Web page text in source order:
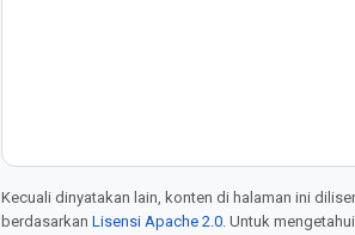
Kecuali dinyatakan lain, konten di halaman ini
berdasarkan Lisensi Apache 2.0. Untuk